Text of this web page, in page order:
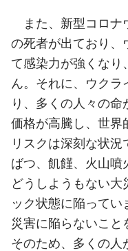
また、新型コロナ
の死者が出ており、
て感染力が強くな
ん。それに、ウクラ
り、多くの人々の
価格が高騰し、世界
リスクは深刻な状
ばつ、飢饉、火山噴
どうしようもない
ック状態に陥って
災害に陥らないこと
そのため、多くの人